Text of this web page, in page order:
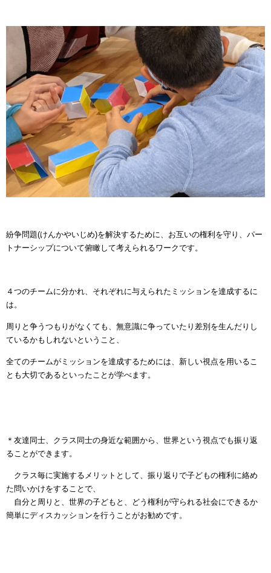
紛争問題(けんかやいじめ)を解決するために、お互いの権利を守り、パー
トナーシップについて俯瞰して考えられるワークです。
４つのチームに分かれ、それぞれに与えられたミッションを達成するに
は。
周りと争うつもりがなくても、無意識に争っていたり差別を生んだりし
ているかもしれないということ、
全てのチームがミッションを達成するためには、新しい視点を用いるこ
とも大切であるといったことが学べます。
＊友達同士、クラス同士の身近な範囲から、世界という視点でも振り返
ることができます。
クラス毎に実施するメリットとして、振り返りで子どもの権利に絡め
た問いかけをすることで、
自分と周りと、世界の子どもと、どう権利が守られる社会にできるか
簡単にディスカッションを行うことがお勧めです。